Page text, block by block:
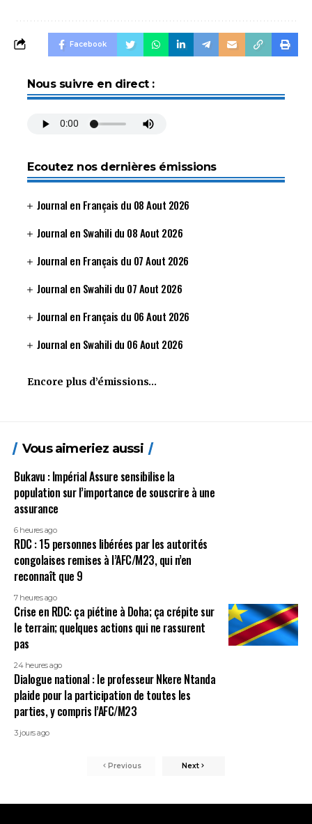
Facebook
Nous suivre en direct :
Ecoutez nos dernières émissions
Journal en Français du 08 Aout 2026
Journal en Swahili du 08 Aout 2026
Journal en Français du 07 Aout 2026
Journal en Swahili du 07 Aout 2026
Journal en Français du 06 Aout 2026
Journal en Swahili du 06 Aout 2026
Encore plus d’émissions…
Vous aimeriez aussi
Bukavu : Impérial Assure sensibilise la
population sur l’importance de souscrire à une
assurance
6 heures ago
RDC : 15 personnes libérées par les autorités
congolaises remises à l’AFC/M23, qui n’en
reconnaît que 9
7 heures ago
Crise en RDC: ça piétine à Doha; ça crépite sur
le terrain; quelques actions qui ne rassurent
pas
24 heures ago
Dialogue national : le professeur Nkere Ntanda
plaide pour la participation de toutes les
parties, y compris l’AFC/M23
3 jours ago
Previous Next